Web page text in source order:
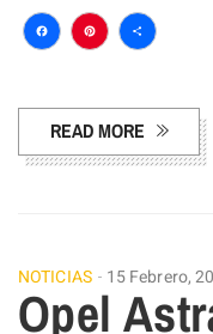
Facebook
Pinterest
READ MORE
NOTICIAS 15 Febrero,
Opel